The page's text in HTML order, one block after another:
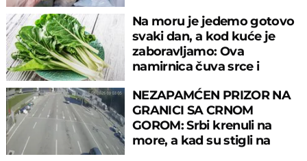
Na moru je jedemo gotovo
svaki dan, a kod kuće je
zaboravljamo: Ova
namirnica čuva srce i
NEZAPAMĆEN PRIZOR NA
GRANICI SA CRNOM
GOROM: Srbi krenuli na
more, a kad su stigli na